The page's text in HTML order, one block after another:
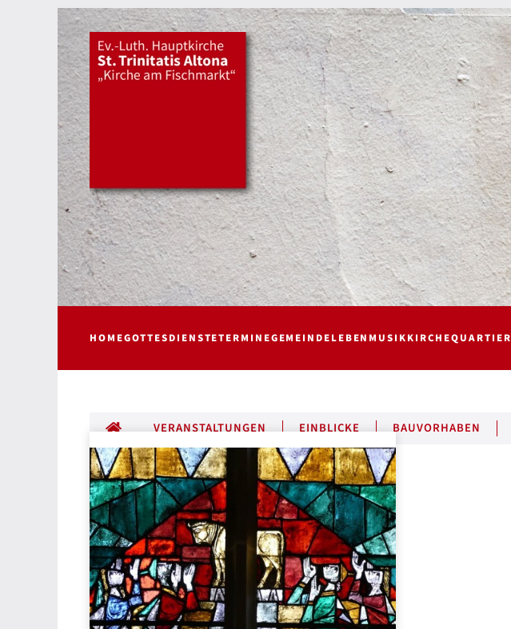
HOMEGOTTESDIENSTETERMINEGEMEINDELEBEN MUSIKKIRCHEQUARTIER
ALLE BEITRÄGE
VERANSTALTUNGEN EINBLICKE BAUVORHABEN